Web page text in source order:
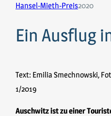
Hansel-Mieth-Preis2020
Ein Ausflug
Text: Emilia Smechnowski,
1/2019
Auschwitz ist zu einer